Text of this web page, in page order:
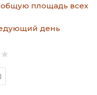
площадь всех
день